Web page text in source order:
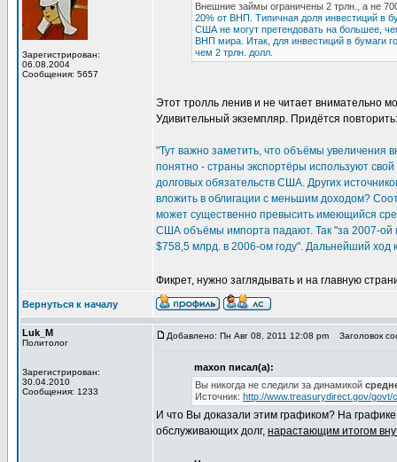
Зарегистрирован:
06.08.2004
Сообщения: 5657
Внешние займы ограничены 2 трлн., а не
20% от ВНП. Типичная доля инвестиций в
США не могут претендовать на большее,
ВНП мира. Итак, для инвестиций в бумаги
чем 2 трлн. долл.
Этот тролль ленив и не читает внимательно
Удивительный экземпляр. Придётся повторить:
"Тут важно заметить, что объёмы
понятно - страны экспортёры используют
долговых обязательств США. Других
вложить в облигации с меньшим доходом?
может существенно превысить имеющийся
США объёмы импорта падают. Так "за 2007-ой
$758,5 млрд. в 2006-ом году". Дальнейший ход
Фикрет, нужно заглядывать и на главную
Вернуться к началу
Luk_M
Политолог
Зарегистрирован:
30.04.2010
Сообщения: 1233
Добавлено: Пн Авг 08, 2011 12:08 pm Заголовок
maxon писал(а):
Вы никогда не следили за динамикой
Источник: http://www.treasurydirect.gov/
И что Вы доказали этим графиком? На
обслуживающих долг, нарастающим итогом